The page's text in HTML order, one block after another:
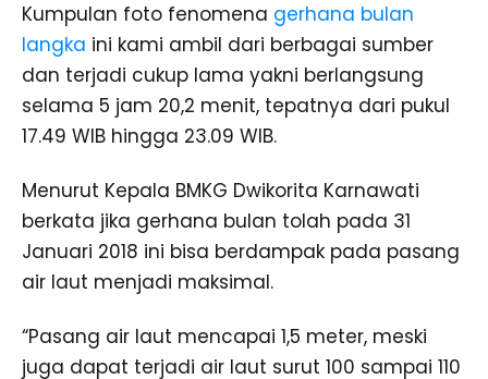
Kumpulan foto fenomena gerhana bulan
langka ini kami ambil dari berbagai sumber
dan terjadi cukup lama yakni berlangsung
selama 5 jam 20,2 menit, tepatnya dari pukul
17.49 WIB hingga 23.09 WIB.
Menurut Kepala BMKG Dwikorita Karnawati
berkata jika gerhana bulan tolah pada 31
Januari 2018 ini bisa berdampak pada pasang
air laut menjadi maksimal.
“Pasang air laut mencapai 1,5 meter, meski
juga dapat terjadi air laut surut 100 sampai 110